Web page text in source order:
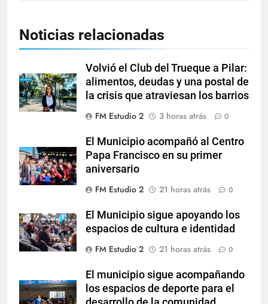
Noticias relacionadas
Volvió el Club del Trueque a Pilar:
alimentos, deudas y una postal de
la crisis que atraviesan los barrios
FM Estudio 2
3 horas atrás 0
El Municipio acompañó al Centro
Papa Francisco en su primer
aniversario
FM Estudio 2
21 horas atrás 0
El Municipio sigue apoyando los
espacios de cultura e identidad
FM Estudio 2
21 horas atrás 0
El municipio sigue acompañando
los espacios de deporte para el